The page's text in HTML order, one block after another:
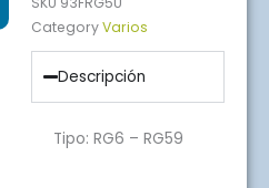
CategoryVarios
Descripción
Tipo: RG6 – RG59